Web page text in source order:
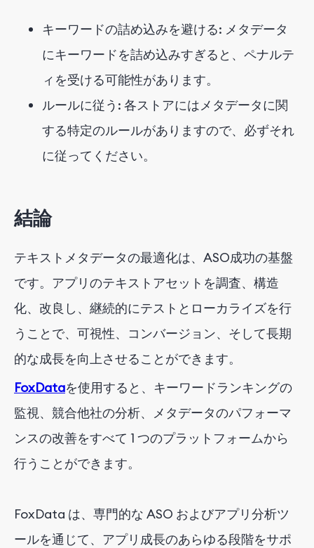
キーワードの詰め込みを避ける: メタデータ
にキーワードを詰め込みすぎると、ペナルテ
ィを受ける可能性があります。
ルールに従う: 各ストアにはメタデータに関
する特定のルールがありますので、必ずそれ
に従ってください。
結論
テキストメタデータの最適化は、ASO成功の基盤
です。アプリのテキストアセットを調査、構造
化、改良し、継続的にテストとローカライズを行
うことで、可視性、コンバージョン、そして長期
的な成長を向上させることができます。
FoxDataを使用すると、キーワードランキングの
監視、競合他社の分析、メタデータのパフォーマ
ンスの改善をすべて 1 つのプラットフォームから
行うことができます。
FoxData は、専門的な ASO およびアプリ分析ツ
ールを通じて、アプリ成長のあらゆる段階をサポ